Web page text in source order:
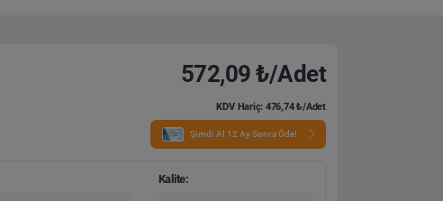
572,09 ₺/Adet
KDV Hariç: 476,74 ₺/Adet
Şimdi Al 12 Ay Sonra Öde!
Kalite: